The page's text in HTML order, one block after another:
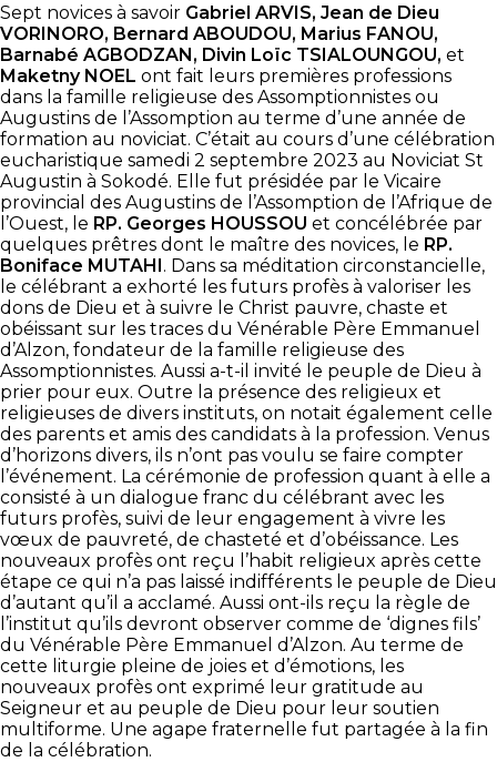
Sept novices à savoir Gabriel ARVIS, Jean de Dieu
VORINORO, Bernard ABOUDOU, Marius FANOU,
Barnabé AGBODZAN, Divin Loïc TSIALOUNGOU, et
Maketny NOEL ont fait leurs premières professions
dans la famille religieuse des Assomptionnistes ou
Augustins de l’Assomption au terme d’une année de
formation au noviciat. C’était au cours d’une célébration
eucharistique samedi 2 septembre 2023 au Noviciat St
Augustin à Sokodé. Elle fut présidée par le Vicaire
provincial des Augustins de l’Assomption de l’Afrique de
l’Ouest, le RP. Georges HOUSSOU et concélébrée par
quelques prêtres dont le maître des novices, le RP.
Boniface MUTAHI. Dans sa méditation circonstancielle,
le célébrant a exhorté les futurs profès à valoriser les
dons de Dieu et à suivre le Christ pauvre, chaste et
obéissant sur les traces du Vénérable Père Emmanuel
d’Alzon, fondateur de la famille religieuse des
Assomptionnistes. Aussi a-t-il invité le peuple de Dieu à
prier pour eux. Outre la présence des religieux et
religieuses de divers instituts, on notait également celle
des parents et amis des candidats à la profession. Venus
d’horizons divers, ils n’ont pas voulu se faire compter
l’événement. La cérémonie de profession quant à elle a
consisté à un dialogue franc du célébrant avec les
futurs profès, suivi de leur engagement à vivre les
vœux de pauvreté, de chasteté et d’obéissance. Les
nouveaux profès ont reçu l’habit religieux après cette
étape ce qui n’a pas laissé indifférents le peuple de Dieu
d’autant qu’il a acclamé. Aussi ont-ils reçu la règle de
l’institut qu’ils devront observer comme de ‘dignes fils’
du Vénérable Père Emmanuel d’Alzon. Au terme de
cette liturgie pleine de joies et d’émotions, les
nouveaux profès ont exprimé leur gratitude au
Seigneur et au peuple de Dieu pour leur soutien
multiforme. Une agape fraternelle fut partagée à la fin
de la célébration.